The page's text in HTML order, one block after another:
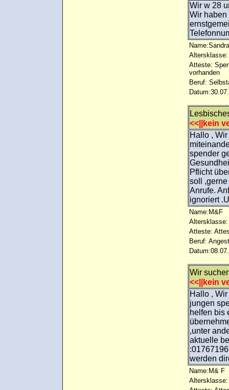
Wir w 28
Wir haben
Name:Sandra
Altersklasse:
Atteste:
vorhanden
Beruf:
<<||kein
Hallo ,
spender
Pflicht
soll
Anrufe.
ignoriert
Name:M&F
Altersklasse:
Atteste:
Beruf:
Wir
<<||kein
Hallo ,
jungen
helfen bis
,unter
aktuelle
werden
Name:M& F
Altersklasse: